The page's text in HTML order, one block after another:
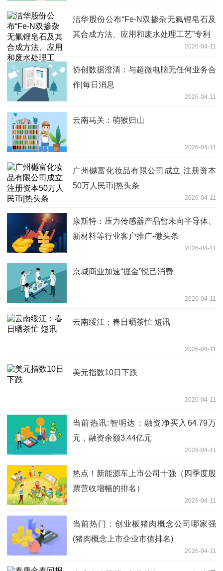
洁华股份公布“Fe-N双掺杂无氟锂皂石及
其合成方法、应用和废水处理工艺”专利
2026-04-11
协创数据澄清：与超微电脑无任何业务合
作|每日消息
2026-04-11
云南马关：萌猴归山
2026-04-11
广州樾富化妆品有限公司成立 注册资本
50万人民币|热头条
2026-04-11
康斯特：压力传感器产品暂未向半导体、
新材料等行业客户推广-微头条
2026-04-11
京城商业加速“掘金”悦己消费
2026-04-11
云南绥江：春日晒茶忙 短讯
2026-04-11
美元指数10日下跌
2026-04-11
当前热讯:智明达：融资净买入64.79万
元，融资余额3.44亿元
2026-04-11
热点！新能源车上市公司十强（四季度股
票营收增幅的排名）
2026-04-11
当前热门：创业板猪肉概念公司哪家强
(猪肉概念上市企业市值排名)
2026-04-11